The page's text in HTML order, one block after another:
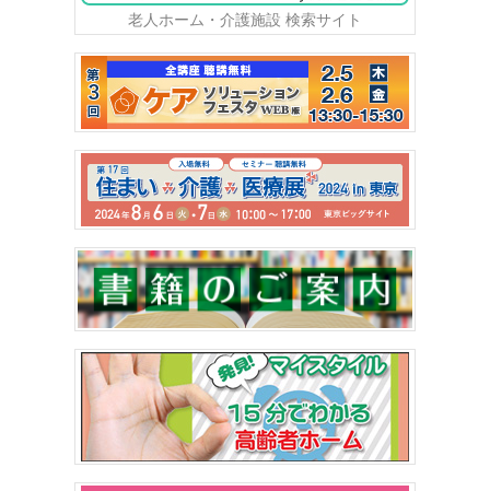
老人ホーム・介護施設 検索サイト